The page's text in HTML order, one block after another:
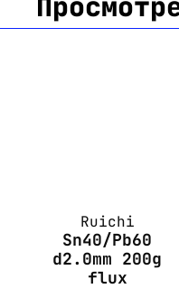
Ruichi
Sn40/Pb60
d2.0mm 200g
flux